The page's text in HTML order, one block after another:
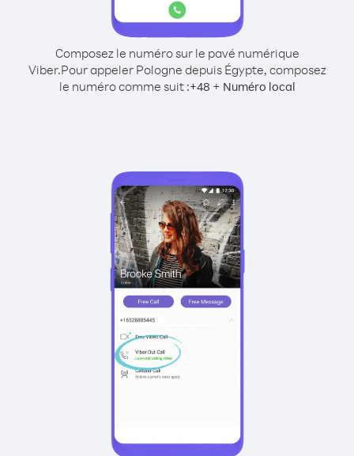
Composez le numéro sur le pavé numérique
Viber.Pour appeler Pologne depuis Égypte, composez
le numéro comme suit :+48 + Numéro local